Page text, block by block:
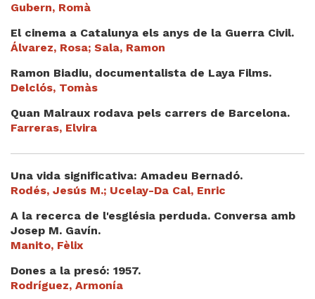
Gubern, Romà
El cinema a Catalunya els anys de la Guerra Civil.
Álvarez, Rosa; Sala, Ramon
Ramon Biadiu, documentalista de Laya Films.
Delclós, Tomàs
Quan Malraux rodava pels carrers de Barcelona.
Farreras, Elvira
Una vida significativa: Amadeu Bernadó.
Rodés, Jesús M.; Ucelay-Da Cal, Enric
A la recerca de l'església perduda. Conversa amb
Josep M. Gavín.
Manito, Fèlix
Dones a la presó: 1957.
Rodríguez, Armonía